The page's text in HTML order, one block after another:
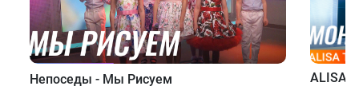
Непоседы - Мы Рисуем
ALISA